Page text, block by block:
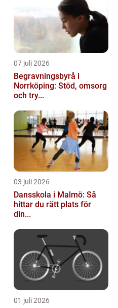
07 juli 2026
Begravningsbyrå i
Norrköping: Stöd, omsorg
och try...
03 juli 2026
Dansskola i Malmö: Så
hittar du rätt plats för
din...
01 juli 2026